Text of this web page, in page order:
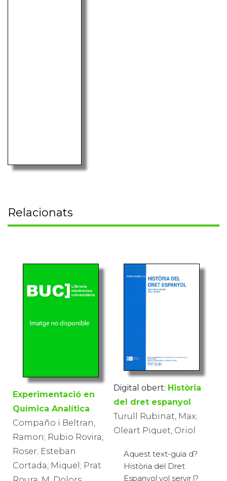
Relacionats
Experimentació en
Química Analítica
Compaño i Beltran,
Ramon; Rubio Rovira,
Roser; Esteban
Cortada, Miquel; Prat
Digital obert: Història
del dret espanyol
Turull Rubinat, Max;
Oleart Piquet, Oriol
Aquest text-guia d?
Història del Dret
Espanyol vol servir l?